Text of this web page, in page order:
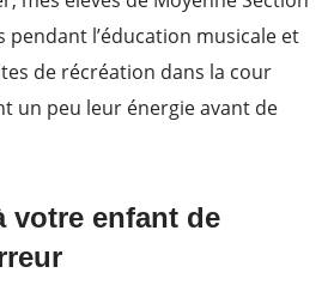
pendant l’éducation musicale et
de récréation dans la cour
un peu leur énergie avant de
votre enfant de